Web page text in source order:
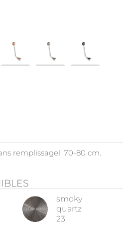
remplissagel. 70-80 cm.
smoky
quartz
23